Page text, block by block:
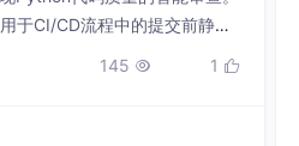
于CI/CD流程中的提交前静态
145  1 